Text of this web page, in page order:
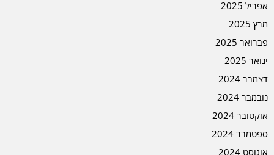
אפריל 2025
מרץ 2025
פברואר 2025
ינואר 2025
דצמבר 2024
נובמבר 2024
אוקטובר 2024
ספטמבר 2024
אוגוסט 2024